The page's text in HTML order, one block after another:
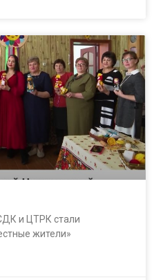
и ЦТРК стали
жители»